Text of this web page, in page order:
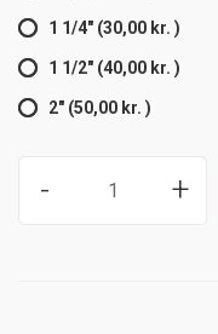
1 1/4" (30,00 kr. )
1 1/2" (40,00 kr. )
2" (50,00 kr. )
- +